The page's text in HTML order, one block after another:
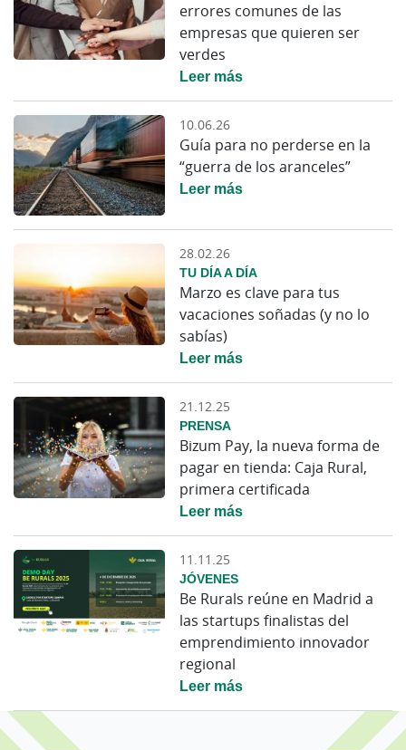
errores comunes de las
empresas que quieren ser
verdes
Leer más
10.06.26
Guía para no perderse en la
“guerra de los aranceles”
Leer más
28.02.26
TU DÍA A DÍA
Marzo es clave para tus
vacaciones soñadas (y no lo
sabías)
Leer más
21.12.25
PRENSA
Bizum Pay, la nueva forma de
pagar en tienda: Caja Rural,
primera certificada
Leer más
11.11.25
JÓVENES
Be Rurals reúne en Madrid a
las startups finalistas del
emprendimiento innovador
regional
Leer más